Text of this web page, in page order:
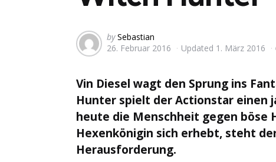
Posted
by
by Sebastian
26. Februar 2016
Updated 1. März 2016
Vin Diesel wagt den Sprung ins
Hunter spielt der Actionstar einen
heute die Menschheit gegen böse
Hexenkönigin sich erhebt, steht
Herausforderung.